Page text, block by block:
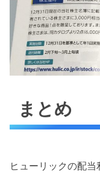
まとめ
ヒューリックの配